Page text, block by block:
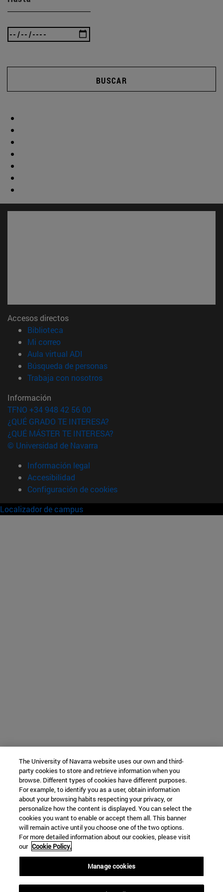
BUSCAR
Accesos directos
Biblioteca
Mi correo(abre en nueva ventana)
Aula virtual ADI
Búsqueda de personas(abre en nueva ventana)
Trabaja con nosotros(abre en nueva ventana)
Información
TFNO +34 948 42 56 00
¿QUÉ GRADO TE INTERESA?
¿QUÉ MÁSTER TE INTERESA?
© Universidad de Navarra
Información legal
Accesibilidad
Configuración de cookies
Localizador de campus
The University of Navarra website uses our own and third-
party cookies to store and retrieve information when you
browse. Different types of cookies have different purposes.
For example, to identify you as a user, obtain information
about your browsing habits respecting your privacy, or
personalize how the content is displayed. You can select the
cookies you want to enable or accept them all. This banner
will remain active until you choose one of the two options.
For more detailed information about our cookies, please visit
our Cookie Policy.
Manage cookies